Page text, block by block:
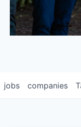
jobs companies